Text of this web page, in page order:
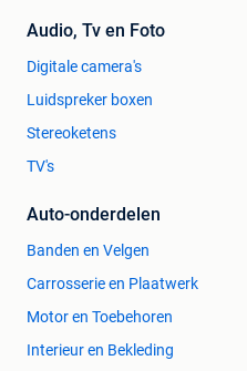
Audio, Tv en Foto
Digitale camera's
Luidspreker boxen
Stereoketens
TV's
Auto-onderdelen
Banden en Velgen
Carrosserie en Plaatwerk
Motor en Toebehoren
Interieur en Bekleding